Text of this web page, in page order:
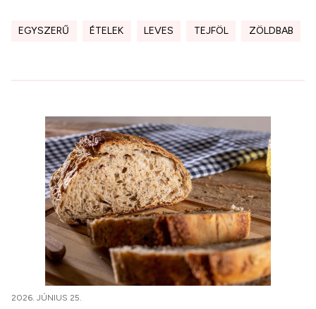
EGYSZERŰ ÉTELEK LEVES TEJFÖL ZÖLDBAB
2026. JÚNIUS 25.